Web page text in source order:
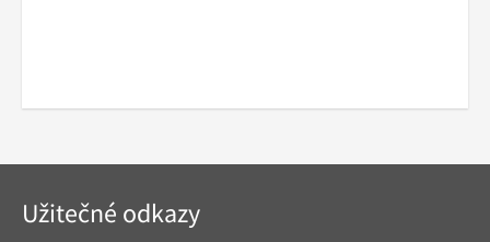
Navigace
v
Užitečné odkazy